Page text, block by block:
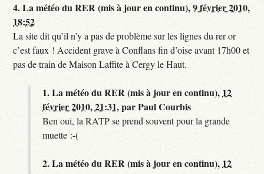
4.La météo du RER (mis à jour en continu),9 février 2010,
18:52
La site dit qu’il n’y a pas de problème sur les lignes du rer or
c’est faux ! Accident grave à Conflans fin d’oise avant 17h00 et
pas de train de Maison Laffite à Cergy le Haut.
1.La météo du RER (mis à jour en continu), 12
février 2010, 21:31,parPaul Courbis
Ben oui, la RATP se prend souvent pour la grande
muette :-(
2.La météo du RER (mis à jour en continu), 12